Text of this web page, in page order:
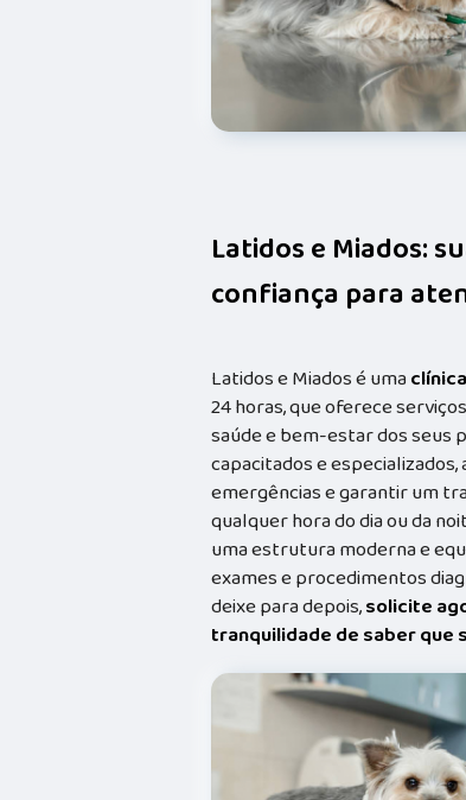
Latidos e Miados:
confiança para
Latidos e Miados é uma
24 horas, que oferece
saúde e bem-estar dos seus
capacitados e
emergências e garantir um
qualquer hora do dia ou da
uma estrutura moderna e
exames e procedimentos
deixe para depois,solicite
tranquilidade de saber que